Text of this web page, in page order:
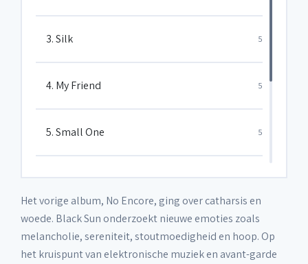
3. Silk 5
4. My Friend 5
5. Small One 5
6. Nothing Left To Dream 5
7. Sorry 5
Het vorige album, No Encore, ging over catharsis en
woede. Black Sun onderzoekt nieuwe emoties zoals
melancholie, sereniteit, stoutmoedigheid en hoop. Op
het kruispunt van elektronische muziek en avant-garde